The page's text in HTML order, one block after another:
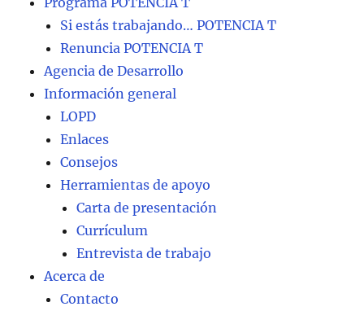
Si estás trabajando… POTENCIA T
Renuncia POTENCIA T
Agencia de Desarrollo
Información general
LOPD
Enlaces
Consejos
Herramientas de apoyo
Carta de presentación
Currículum
Entrevista de trabajo
Acerca de
Contacto